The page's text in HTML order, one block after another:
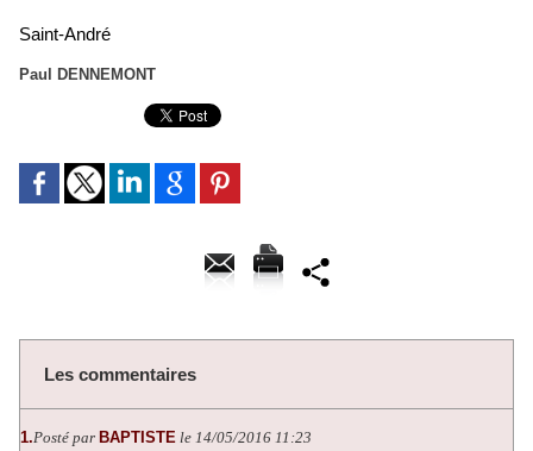
Saint-André
Paul DENNEMONT
Les commentaires
1.Posté par BAPTISTE le 14/05/2016 11:23